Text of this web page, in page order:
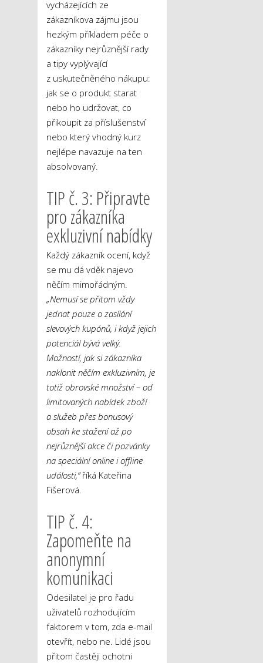
vycházejících ze
zákazníkova zájmu jsou
hezkým příkladem péče o
zákazníky nejrůznější rady
a tipy vyplývající
z uskutečněného nákupu:
jak se o produkt starat
nebo ho udržovat, co
přikoupit za příslušenství
nebo který vhodný kurz
nejlépe navazuje na ten
absolvovaný.
TIP č. 3: Připravte
pro zákazníka
exkluzivní nabídky
Každý zákazník ocení, když
se mu dá vděk najevo
něčím mimořádným.
„Nemusí se přitom vždy
jednat pouze o zasílání
slevových kupónů, i když jejich
potenciál bývá velký.
Možností, jak si zákazníka
naklonit něčím exkluzivním, je
totiž obrovské množství – od
limitovaných nabídek zboží
a služeb přes bonusový
obsah ke stažení až po
nejrůznější akce či pozvánky
na speciální online i offline
události,“říká Kateřina
Fišerová.
TIP č. 4:
Zapomeňte na
anonymní
komunikaci
Odesilatel je pro řadu
uživatelů rozhodujícím
faktorem v tom, zda e-mail
otevřít, nebo ne. Lidé jsou
přitom častěji ochotni